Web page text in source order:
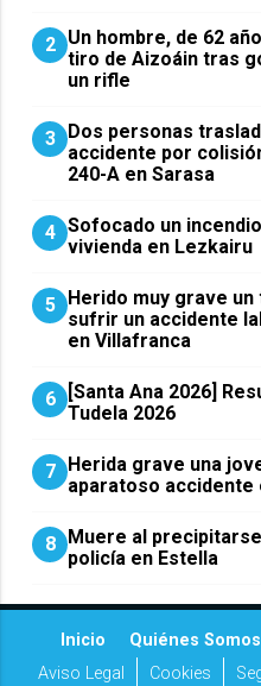
2 Un hombre, de 62
tiro de Aizoáin tras
un rifle
3 ​Dos personas
accidente por
240-A en Sarasa
4 Sofocado un
vivienda en Lezkairu
5 Herido muy grave
sufrir un accidente
en Villafranca
6
[Santa Ana 2026]
Tudela 2026
7 Herida grave una
aparatoso accidente
8 Muere al
policía en Estella
Inicio Quiénes Somos
Aviso Legal
Cookies